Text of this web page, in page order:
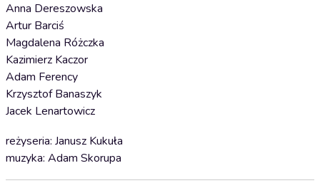
Anna Dereszowska
Artur Barciś
Magdalena Różczka
Kazimierz Kaczor
Adam Ferency
Krzysztof Banaszyk
Jacek Lenartowicz
reżyseria: Janusz Kukuła
muzyka: Adam Skorupa